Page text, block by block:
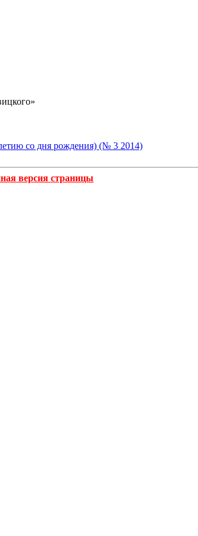
со дня рождения) (№ 3 2014)
версия страницы